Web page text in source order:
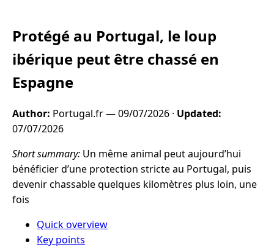
Protégé au Portugal, le loup
ibérique peut être chassé en
Espagne
Author: Portugal.fr —09/07/2026 · Updated:
07/07/2026
Short summary: Un même animal peut aujourd’hui
bénéficier d’une protection stricte au Portugal, puis
devenir chassable quelques kilomètres plus loin, une
fois
Quick overview
Key points